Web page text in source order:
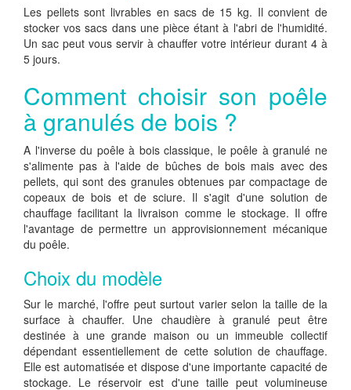
Les pellets sont livrables en sacs de 15 kg. Il convient de
stocker vos sacs dans une pièce étant à l'abri de l'humidité.
Un sac peut vous servir à chauffer votre intérieur durant 4 à
5 jours.
Comment choisir son poêle
à granulés de bois ?
A l'inverse du poêle à bois classique, le poêle à granulé ne
s'alimente pas à l'aide de bûches de bois mais avec des
pellets, qui sont des granules obtenues par compactage de
copeaux de bois et de sciure. Il s'agit d'une solution de
chauffage facilitant la livraison comme le stockage. Il offre
l'avantage de permettre un approvisionnement mécanique
du poêle.
Choix du modèle
Sur le marché, l'offre peut surtout varier selon la taille de la
surface à chauffer. Une chaudière à granulé peut être
destinée à une grande maison ou un immeuble collectif
dépendant essentiellement de cette solution de chauffage.
Elle est automatisée et dispose d'une importante capacité de
stockage. Le réservoir est d'une taille peut volumineuse